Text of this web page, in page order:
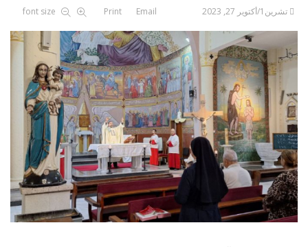
تشرين1/أكتوير 27, 2023 font size Print Email